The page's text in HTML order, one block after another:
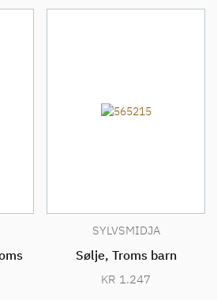
SYLVSMIDJA
Sølje, Troms barn
KR 1.247